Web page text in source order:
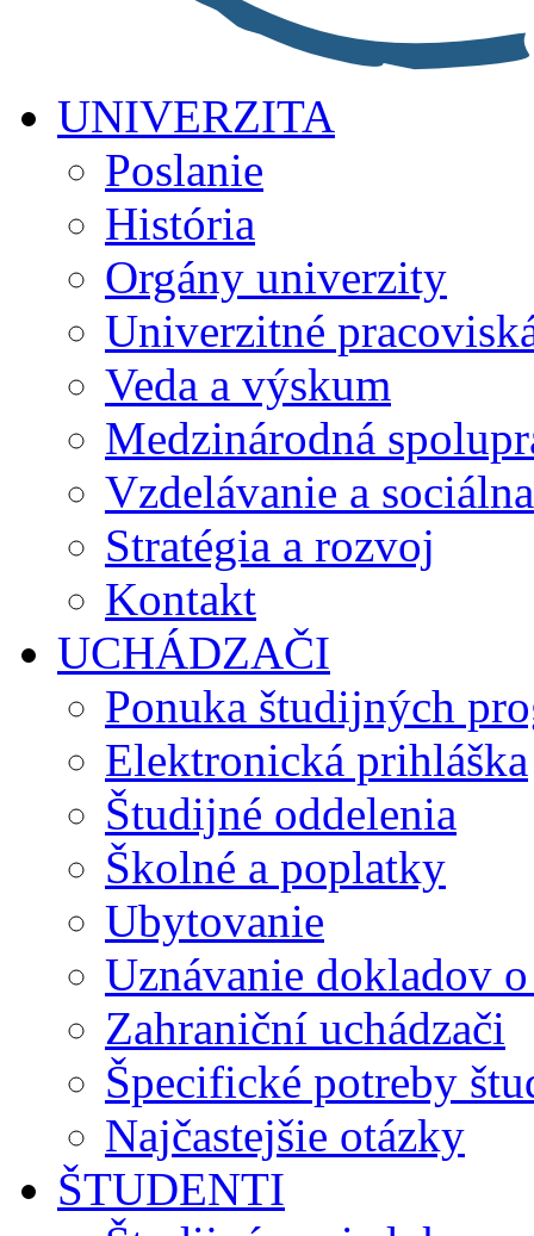
UNIVERZITA
Poslanie
História
Orgány univerzity
Univerzitné
Veda a výskum
Medzinárodná
Vzdelávanie a
Stratégia a rozvoj
Kontakt
UCHÁDZAČI
Ponuka študijných
Elektronická prihláška
Študijné oddelenia
Školné a poplatky
Ubytovanie
Uznávanie dokladov
Zahraniční uchádzači
Špecifické potreby
Najčastejšie otázky
ŠTUDENTI